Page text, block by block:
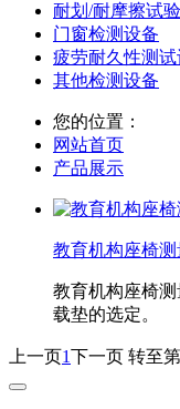
耐划/耐摩擦试
门窗检测设备
疲劳耐久性测试
其他检测设备
您的位置：
网站首页
产品展示
教育机构座椅测
教育机构座椅
载垫的选定。
上一页1下一页 转至第